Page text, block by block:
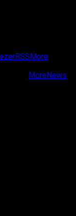
RSSMore
MoreNews